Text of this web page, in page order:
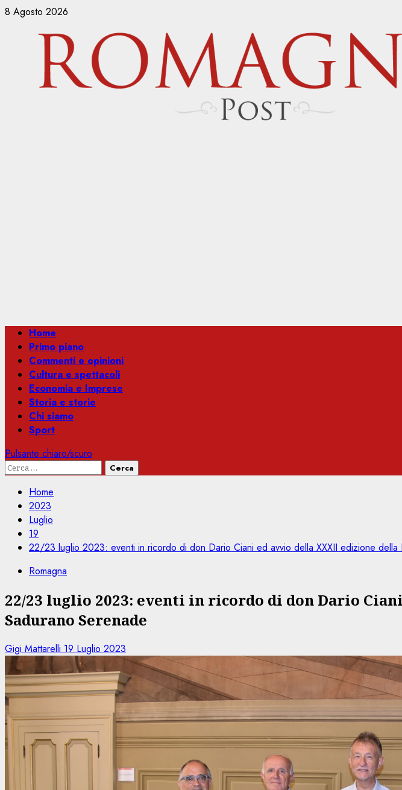
Vai
contenuto
8 Agosto 2026
Menu
principale
Home
Primo piano
Commenti e opinioni
Cultura e spettacoli
Economia e Imprese
Storia e storie
Chi siamo
Sport
Pulsante chiaro/scuro
Ricerca
Home
2023
Luglio
19
22/23 luglio 2023: eventi in ricordo di don Dario Ciani ed avvio della XXXII edizione della
Romagna
22/23 luglio 2023: eventi in ricordo di don Dario
Sadurano Serenade
Gigi Mattarelli 19 Luglio 2023